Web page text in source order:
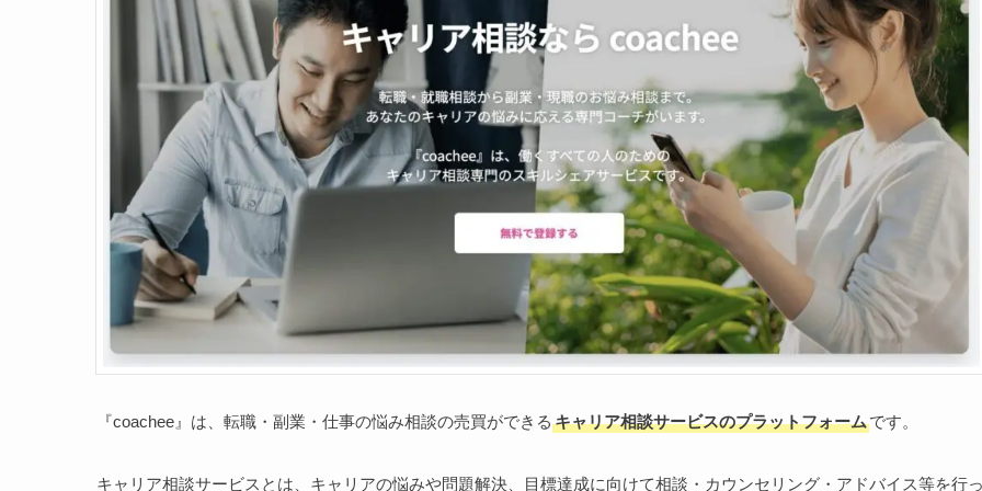
『coachee』は、転職・副業・仕事の悩み相談の売買ができる キャリア相談サービスのプラットフォームです。
キャリア相談サービスとは、キャリアの悩みや問題解決、目標達成に向けて相談・カウンセリング・アドバイス等を行